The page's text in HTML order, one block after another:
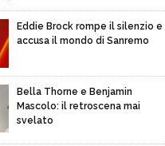
Eddie Brock rompe il silenzio e
accusa il mondo di Sanremo
Bella Thorne e Benjamin
Mascolo: il retroscena mai
svelato